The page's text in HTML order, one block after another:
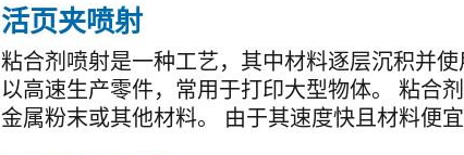
活页夹喷射
粘合剂喷射是一种工艺，其中材料逐层沉积并
以高速生产零件，常用于打印大型物体。 粘合
金属粉末或其他材料。 由于其速度快且材料便